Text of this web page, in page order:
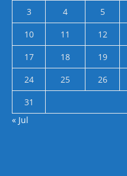
3
4 5
10
11 12
17
18 19
24
25 26
31
« Jul